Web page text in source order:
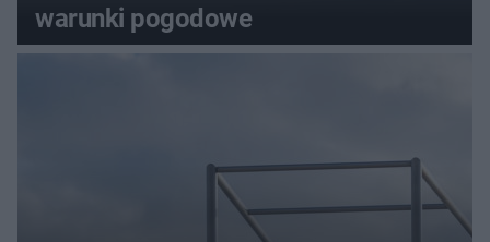
warunki pogodowe